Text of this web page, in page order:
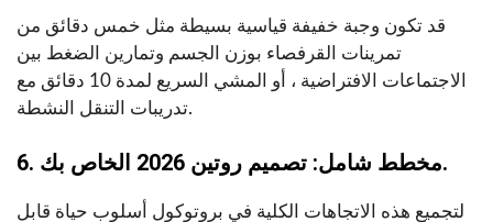
قد تكون وجبة خفيفة قياسية بسيطة مثل خمس دقائق من
تمرينات القرفصاء بوزن الجسم وتمارين الضغط بين
الاجتماعات الافتراضية ، أو المشي السريع لمدة 10 دقائق مع
تدريبات التنقل النشطة.
6. مخطط شامل: تصميم روتين 2026 الخاص بك.
لتجميع هذه الاتجاهات الكلية في بروتوكول أسلوب حياة قابل